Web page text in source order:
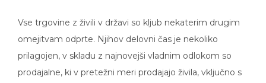
Vse trgovine z živili v državi so kljub nekaterim drugim
omejitvam odprte. Njihov delovni čas je nekoliko
prilagojen, v skladu z najnovejši vladnim odlokom so
prodajalne, ki v pretežni meri prodajajo živila, vključno s